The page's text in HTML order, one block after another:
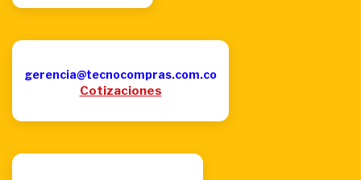
gerencia@tecnocompras.com.co
Cotizaciones